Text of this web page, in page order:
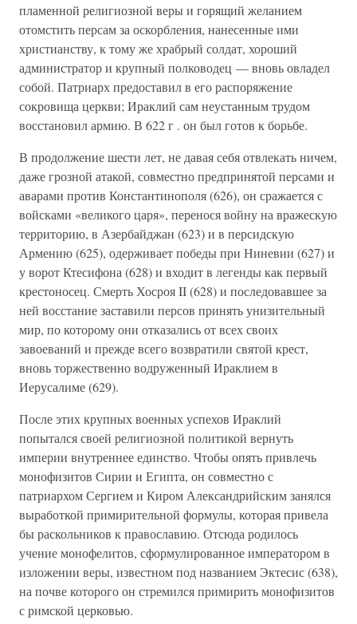
пламенной религиозной веры и горящий желанием
отомстить персам за оскорбления, нанесенные ими
христианству, к тому же храбрый солдат, хороший
администратор и крупный полководец — вновь овладел
собой. Патриарх предоставил в его распоряжение
сокровища церкви; Ираклий сам неустанным трудом
восстановил армию. В 622 г . он был готов к борьбе.
В продолжение шести лет, не давая себя отвлекать ничем,
даже грозной атакой, совместно предпринятой персами и
аварами против Константинополя (626), он сражается с
войсками «великого царя», перенося войну на вражескую
территорию, в Азербайджан (623) и в персидскую
Армению (625), одерживает победы при Ниневии (627) и
у ворот Ктесифона (628) и входит в легенды как первый
крестоносец. Смерть Хосроя II (628) и последовавшее за
ней восстание заставили персов принять унизительный
мир, по которому они отказались от всех своих
завоеваний и прежде всего возвратили святой крест,
вновь торжественно водруженный Ираклием в
Иерусалиме (629).
После этих крупных военных успехов Ираклий
попытался своей религиозной политикой вернуть
империи внутреннее единство. Чтобы опять привлечь
монофизитов Сирии и Египта, он совместно с
патриархом Сергием и Киром Александрийским занялся
выработкой примирительной формулы, которая привела
бы раскольников к православию. Отсюда родилось
учение монофелитов, сформулированное императором в
изложении веры, известном под названием Эктесис (638),
на почве которого он стремился примирить монофизитов
с римской церковью.